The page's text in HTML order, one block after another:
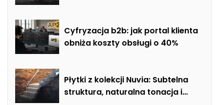
Cyfryzacja b2b: jak portal klienta
obniża koszty obsługi o 40%
Płytki z kolekcji Nuvia: Subtelna
struktura, naturalna tonacja i